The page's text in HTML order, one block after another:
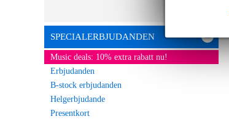
SPECIALERBJUDANDEN
Music deals: 10% extra rabatt nu!
Erbjudanden
B-stock erbjudanden
Helgerbjudande
Presentkort